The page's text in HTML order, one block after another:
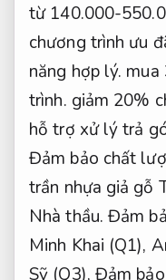
từ 140.000-
chương trình ưu
năng hợp lý. mua
trình. giảm 20%
hỗ trợ xử lý trả
Đảm bảo chất
trần nhựa giả gỗ
Nhà thầu. Đảm
Minh Khai (Q1),
Sỹ (Q3), Đảm